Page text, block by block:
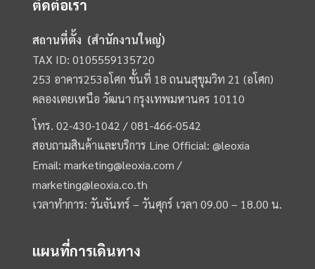
ติดต่อเรา
สถานที่ตั้ง (สำนักงานใหญ่)
TAX ID: 0105559135720
253 อาคาร253อโศก ชั้นที่ 18 ถนนสุขุมวิท 21 (อโศก)
คลองเตยเหนือ วัฒนา กรุงเทพมหานคร 10110
โทร.02-430-1042 /081-466-0542
สอบถามสินค้าและบริการ Line Official:@leoxia
Email:marketing@leoxia.com /
marketing@leoxia.co.th
เวลาทำการ: วันจันทร์ – วันศุกร์ เวลา 09.00 – 18.00 น.
แผนที่การเดินทาง